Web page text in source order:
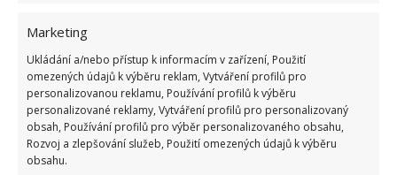
Marketing
Ukládání a/nebo přístup k informacím v zařízení, Použití
omezených údajů k výběru reklam, Vytváření profilů pro
personalizovanou reklamu, Používání profilů k výběru
personalizované reklamy, Vytváření profilů pro personalizovaný
obsah, Používání profilů pro výběr personalizovaného obsahu,
Rozvoj a zlepšování služeb, Použití omezených údajů k výběru
obsahu.
černé, nechte je tam klidně celou hodinu. Po
uplynutí této doby šperky z nádobyvyjměte a
opláchněte je pod tekoucí vodou. Veškerá špína
by měla pustit a vaše šperky budou opět stejné, jako
když jste si je kupovali. Místo drahého čištění tak
příště můžete znovu využít tuto metodu, a ušetřit tak